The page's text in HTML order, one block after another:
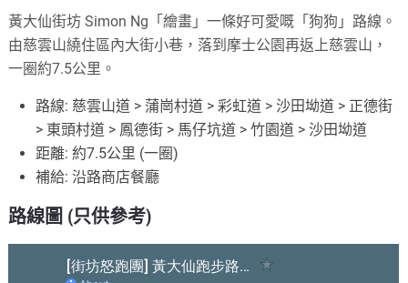
黃大仙街坊 Simon Ng「繪畫」一條好可愛嘅「狗狗」路線。
由慈雲山繞住區內大街小巷，落到摩士公園再返上慈雲山，
一圈約7.5公里。
路線: 慈雲山道 > 蒲崗村道 > 彩虹道 > 沙田坳道 > 正德街
> 東頭村道 > 鳳德街 > 馬仔坑道 > 竹園道 > 沙田坳道
距離: 約7.5公里 (一圈)
補給: 沿路商店餐廳
路線圖 (只供參考)